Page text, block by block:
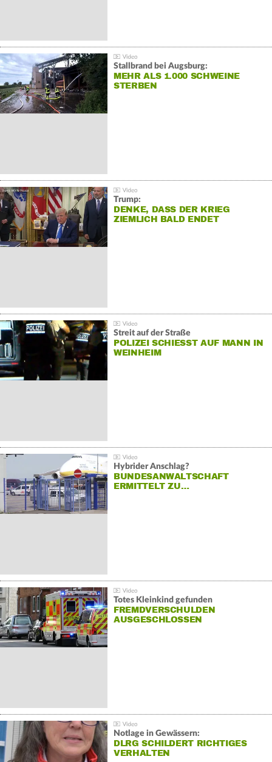
Stallbrand bei Augsburg:
MEHR ALS 1.000 SCHWEINE
STERBEN
Trump:
DENKE, DASS DER KRIEG
ZIEMLICH BALD ENDET
Streit auf der Straße
POLIZEI SCHIESST AUF MANN IN W
EINHEIM
Hybrider Anschlag?
BUNDESANWALTSCHAFT
ERMITTELT ZU…
Totes Kleinkind gefunden
FREMDVERSCHULDEN
AUSGESCHLOSSEN
Notlage in Gewässern:
DLRG SCHILDERT RICHTIGES
VERHALTEN